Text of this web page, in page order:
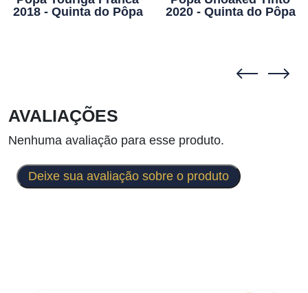
2018 - Quinta do Pôpa
2020 - Quinta do Pôpa
AVALIAÇÕES
Nenhuma avaliação para esse produto.
Deixe sua avaliação sobre o produto